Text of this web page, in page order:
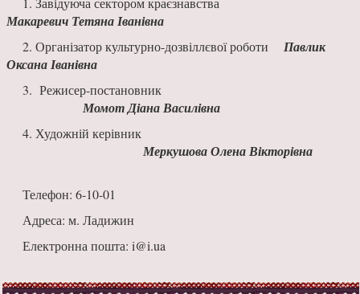
Макаревич Тетяна Іванівна
2. Організатор культурно-дозвіллєвої роботи Павлик
Оксана Іванівна
3. Режисер-постановник
Момот Діана Василівна
4. Художній керівник
Меркушова Олена Вікторівна
Телефон: 6-10-01
Адреса: м. Ладижин
Електронна пошта: i@i.ua